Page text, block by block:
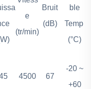
e
(tr/min)
Bruit
(dB)
ble
Temp.
(°C)
4500 67
-20 ~
+60